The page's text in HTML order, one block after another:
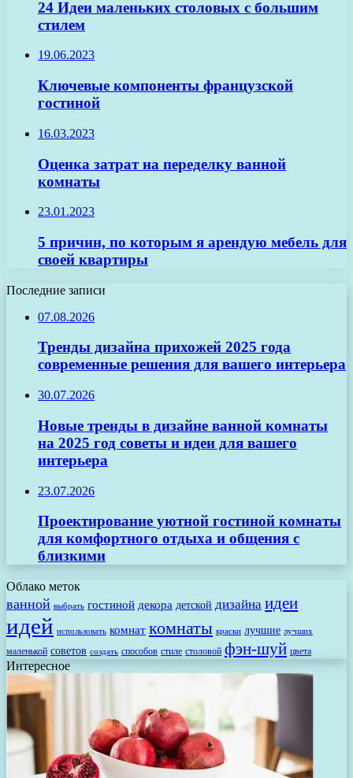
24 Идеи маленьких столовых с большим
стилем
19.06.2023
Ключевые компоненты французской
гостиной
16.03.2023
Оценка затрат на переделку ванной
комнаты
23.01.2023
5 причин, по которым я арендую мебель для
своей квартиры
Последние записи
07.08.2026
Тренды дизайна прихожей 2025 года
современные решения для вашего интерьера
30.07.2026
Новые тренды в дизайне ванной комнаты
на 2025 год советы и идеи для вашего
интерьера
23.07.2026
Проектирование уютной гостиной комнаты
для комфортного отдыха и общения с
близкими
Облако меток
ванной выбрать гостиной декора детской дизайна идеи
идей использовать комнат комнаты краски лучшие лучших
маленькой советов создать способов стиле столовой фэн-шуй цвета
Интересное